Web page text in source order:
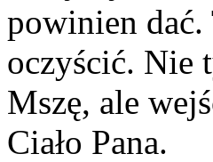
powinien dać.
oczyścić. Nie
Mszę, ale
Ciało Pana.